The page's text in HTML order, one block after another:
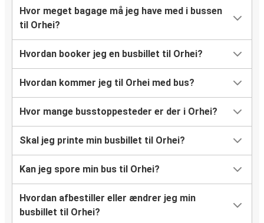
Hvor meget bagage må jeg have med i bussen
til Orhei?
Hvordan booker jeg en busbillet til Orhei?
Hvordan kommer jeg til Orhei med bus?
Hvor mange busstoppesteder er der i Orhei?
Skal jeg printe min busbillet til Orhei?
Kan jeg spore min bus til Orhei?
Hvordan afbestiller eller ændrer jeg min
busbillet til Orhei?